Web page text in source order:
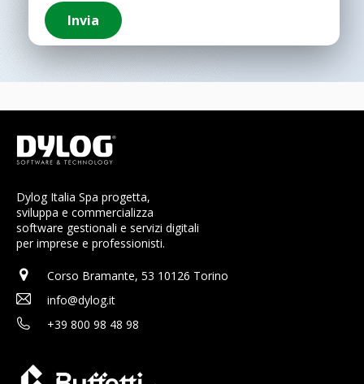
Invia
Dylog Italia Spa progetta,
sviluppa e commercializza
software gestionali e servizi digitali
per imprese e professionisti.
Corso Bramante, 53 10126 Torino
info@dylog.it
+39 800 98 48 98